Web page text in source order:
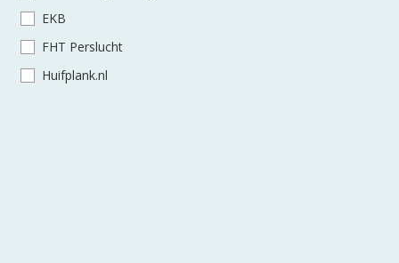
EKB
FHT Perslucht
Huifplank.nl